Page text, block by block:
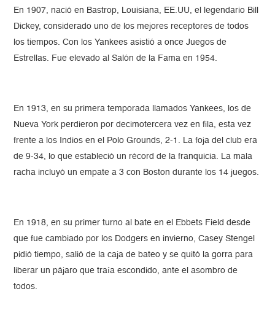
En 1907, nació en Bastrop, Louisiana, EE.UU, el legendario Bill
Dickey, considerado uno de los mejores receptores de todos
los tiempos. Con los Yankees asistió a once Juegos de
Estrellas. Fue elevado al Salón de la Fama en 1954.
En 1913, en su primera temporada llamados Yankees, los de
Nueva York perdieron por decimotercera vez en fila, esta vez
frente a los Indios en el Polo Grounds, 2-1. La foja del club era
de 9-34, lo que estableció un récord de la franquicia. La mala
racha incluyó un empate a 3 con Boston durante los 14 juegos.
En 1918, en su primer turno al bate en el Ebbets Field desde
que fue cambiado por los Dodgers en invierno, Casey Stengel
pidió tiempo, salió de la caja de bateo y se quitó la gorra para
liberar un pájaro que traía escondido, ante el asombro de
todos.